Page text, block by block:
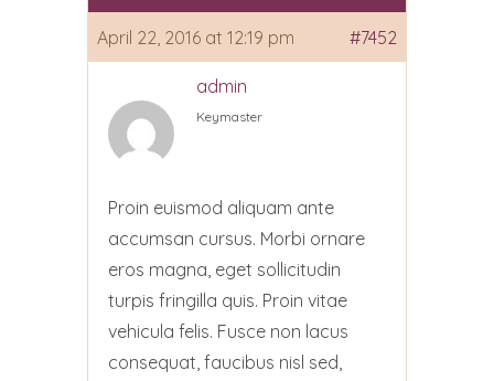
April 22, 2016 at 12:19 pm #7452
admin
Keymaster
Proin euismod aliquam ante
accumsan cursus. Morbi ornare
eros magna, eget sollicitudin
turpis fringilla quis. Proin vitae
vehicula felis. Fusce non lacus
consequat, faucibus nisl sed,